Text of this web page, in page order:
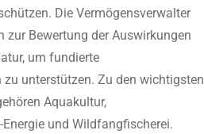
Die Vermögensverwalter
zur Bewertung der Auswirkungen
um fundierte
zu unterstützen. Zu den wichtigsten
Aquakultur,
und Wildfangfischerei.